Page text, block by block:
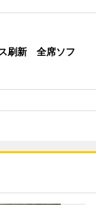
刷新 全席ソフ